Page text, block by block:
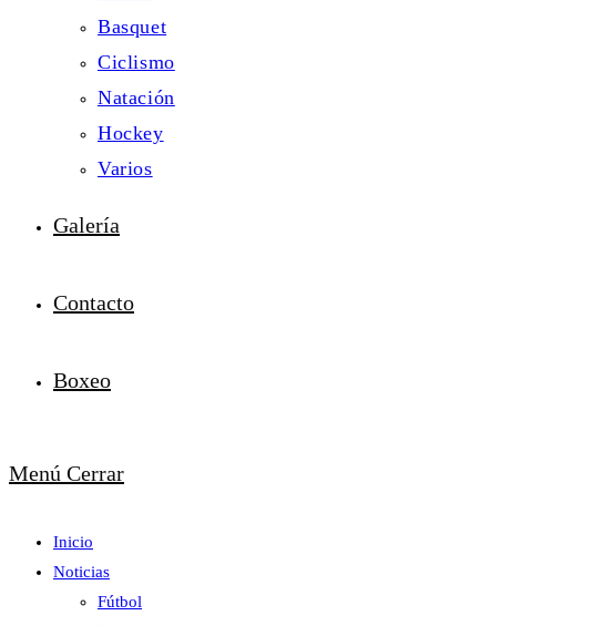
Basquet
Ciclismo
Natación
Hockey
Varios
Galería
Contacto
Boxeo
Menú Cerrar
Inicio
Noticias
Fútbol